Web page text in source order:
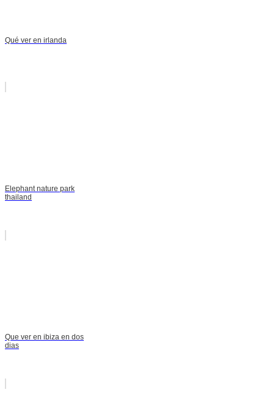
Qué ver en irlanda
Elephant nature park
thailand
Que ver en ibiza en dos
dias